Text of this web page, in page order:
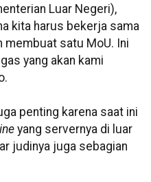
Luar Negeri),
kita harus bekerja sama
membuat satu MoU. Ini
yang akan kami
penting karena saat ini
yang servernya di luar
judinya juga sebagian